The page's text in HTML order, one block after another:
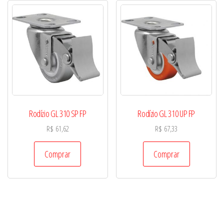
Rodízio GL 310 SP FP
R$ 61,62
Comprar
Rodízio GL 310 UP FP
R$ 67,33
Comprar